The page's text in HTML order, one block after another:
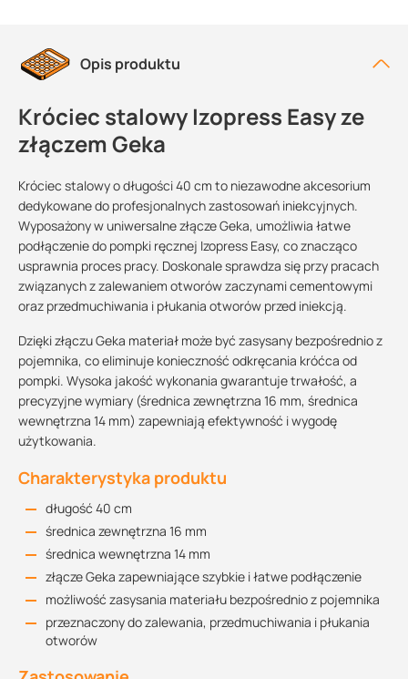
Opis produktu
Króciec stalowy Izopress Easy ze
złączem Geka
Króciec stalowy o długości 40 cm to niezawodne akcesorium
dedykowane do profesjonalnych zastosowań iniekcyjnych.
Wyposażony w uniwersalne złącze Geka, umożliwia łatwe
podłączenie do pompki ręcznej Izopress Easy, co znacząco
usprawnia proces pracy. Doskonale sprawdza się przy pracach
związanych z zalewaniem otworów zaczynami cementowymi
oraz przedmuchiwania i płukania otworów przed iniekcją.
Dzięki złączu Geka materiał może być zasysany bezpośrednio z
pojemnika, co eliminuje konieczność odkręcania króćca od
pompki. Wysoka jakość wykonania gwarantuje trwałość, a
precyzyjne wymiary (średnica zewnętrzna 16 mm, średnica
wewnętrzna 14 mm) zapewniają efektywność i wygodę
użytkowania.
Charakterystyka produktu
długość 40 cm
średnica zewnętrzna 16 mm
średnica wewnętrzna 14 mm
złącze Geka zapewniające szybkie i łatwe podłączenie
możliwość zasysania materiału bezpośrednio z pojemnika
przeznaczony do zalewania, przedmuchiwania i płukania
otworów